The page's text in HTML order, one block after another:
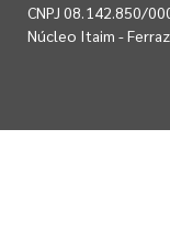
CNPJ 08.142.850/
Núcleo Itaim -